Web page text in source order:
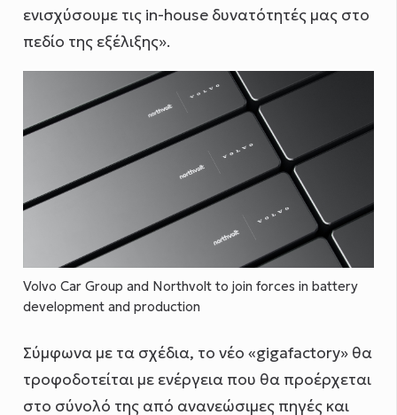
ενισχύσουμε τις in-house δυνατότητές μας στο
πεδίο της εξέλιξης».
Volvo Car Group and Northvolt to join forces in battery
development and production
Σύμφωνα με τα σχέδια, το νέο «gigafactory» θα
τροφοδοτείται με ενέργεια που θα προέρχεται
στο σύνολό της από ανανεώσιμες πηγές και